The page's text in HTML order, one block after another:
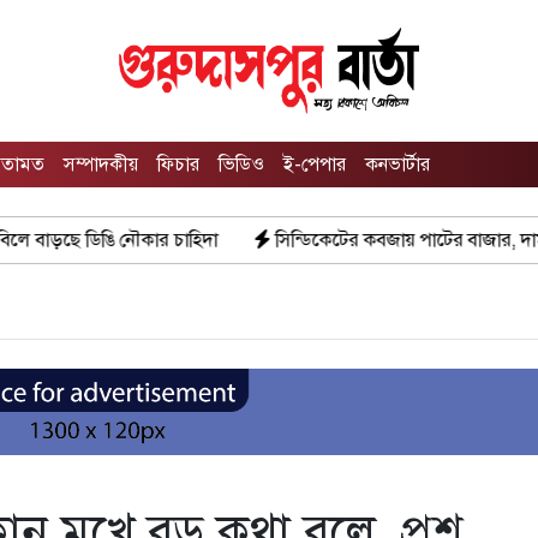
সম্পাদকীয় ফিচার ভিডিও ই-পেপার কনভার্টার
সিন্ডিকেটের কবজায় পাটের বাজার, দাম বিপর্যয়ে চাষীদের ক্ষোভ